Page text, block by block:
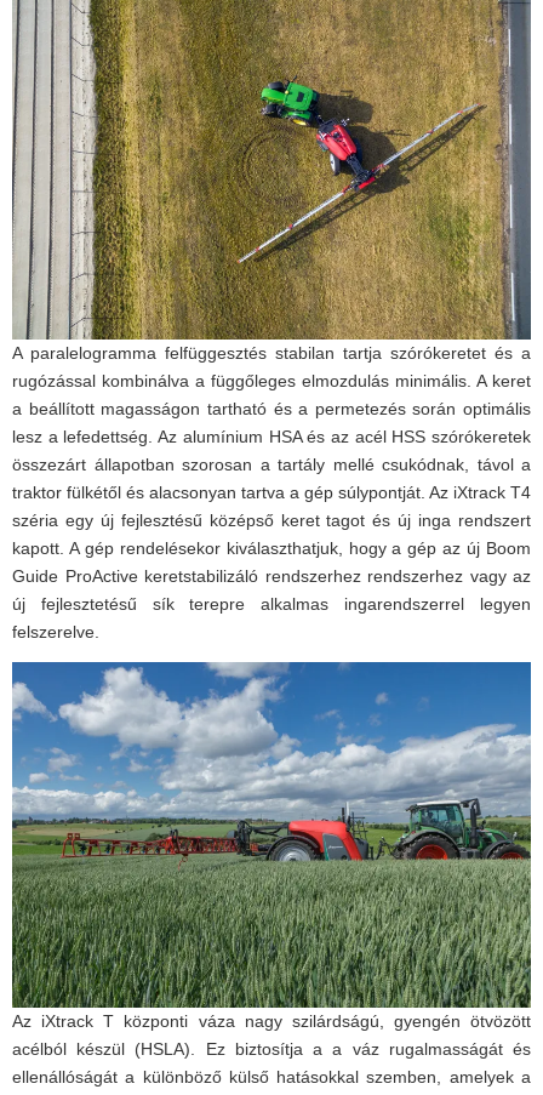
A paralelogramma felfüggesztés stabilan tartja szórókeretet és a
rugózással kombinálva a függőleges elmozdulás minimális. A keret
a beállított magasságon tartható és a permetezés során optimális
lesz a lefedettség. Az alumínium HSA és az acél HSS szórókeretek
összezárt állapotban szorosan a tartály mellé csukódnak, távol a
traktor fülkétől és alacsonyan tartva a gép súlypontját. Az iXtrack T4
széria egy új fejlesztésű középső keret tagot és új inga rendszert
kapott. A gép rendelésekor kiválaszthatjuk, hogy a gép az új Boom
Guide ProActive keretstabilizáló rendszerhez rendszerhez vagy az
új fejlesztetésű sík terepre alkalmas ingarendszerrel legyen
felszerelve.
Az iXtrack T központi váza nagy szilárdságú, gyengén ötvözött
acélból készül (HSLA). Ez biztosítja a a váz rugalmasságát és
ellenállóságát a különböző külső hatásokkal szemben, amelyek a